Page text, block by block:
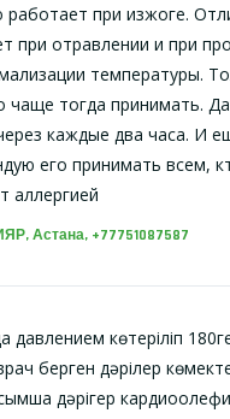
работает при изжоге.
при отравлении и при
температуры.
чаще тогда принимать.
каждые два часа. И
его принимать всем,
аллергией
Астана, +77751087587
давлением көтеріліп
берген дәрілер
дәрігер